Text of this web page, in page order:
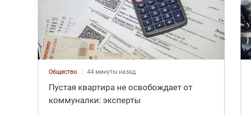
Общество 44 минуты назад
Пустая квартира не освобождает от
коммуналки: эксперты